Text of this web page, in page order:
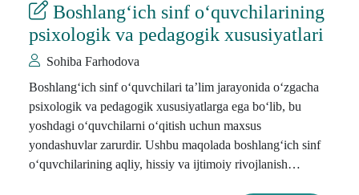
Boshlang‘ich sinf o‘quvchilarining
psixologik va pedagogik xususiyatlari
Sohiba Farhodova
Boshlang‘ich sinf o‘quvchilari ta’lim jarayonida o‘zgacha
psixologik va pedagogik xususiyatlarga ega bo‘lib, bu
yoshdagi o‘quvchilarni o‘qitish uchun maxsus
yondashuvlar zarurdir. Ushbu maqolada boshlang‘ich sinf
o‘quvchilarining aqliy, hissiy va ijtimoiy rivojlanish